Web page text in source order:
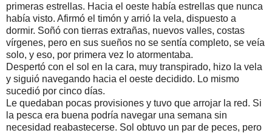
primeras estrellas. Hacia el oeste había estrellas que nunca
había visto. Afirmó el timón y arrió la vela, dispuesto a
dormir. Soñó con tierras extrañas, nuevos valles, costas
vírgenes, pero en sus sueños no se sentía completo, se veía
solo, y eso, por primera vez lo atormentaba.
Despertó con el sol en la cara, muy transpirado, hizo la vela
y siguió navegando hacia el oeste decidido. Lo mismo
sucedió por cinco días.
Le quedaban pocas provisiones y tuvo que arrojar la red. Si
la pesca era buena podría navegar una semana sin
necesidad reabastecerse. Sol obtuvo un par de peces, pero